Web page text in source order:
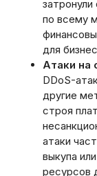
по всему
для
Атаки на
DDoS-
другие
строя
атаки
выкупа
ресурсов